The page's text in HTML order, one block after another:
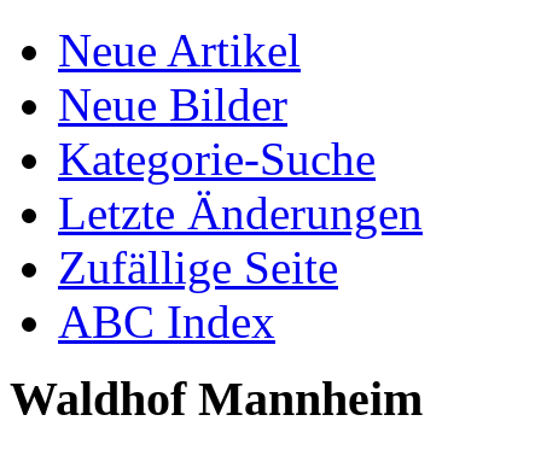
Neue Artikel
Neue Bilder
Kategorie-Suche
Letzte Änderungen
Zufällige Seite
ABC Index
Waldhof Mannheim